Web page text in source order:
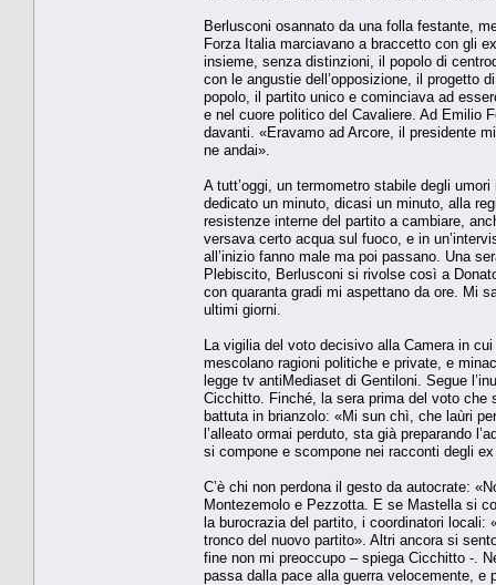
Berlusconi osannato da una folla festante,
Forza Italia marciavano a braccetto con gli
insieme, senza distinzioni, il popolo di
con le angustie dell’opposizione, il progetto
popolo, il partito unico e cominciava ad
e nel cuore politico del Cavaliere. Ad Emilio
davanti. «Eravamo ad Arcore, il presidente
ne andai».
A tutt’oggi, un termometro stabile degli
dedicato un minuto, dicasi un minuto, alla
resistenze interne del partito a cambiare,
versava certo acqua sul fuoco, e in
all’inizio fanno male ma poi passano. Una
Plebiscito, Berlusconi si rivolse così a
con quaranta gradi mi aspettano da ore. Mi
ultimi giorni.
La vigilia del voto decisivo alla Camera in
mescolano ragioni politiche e private, e
legge tv antiMediaset di Gentiloni. Segue
Cicchitto. Finché, la sera prima del voto
battuta in brianzolo: «Mi sun chì, che laùri
l’alleato ormai perduto, sta già preparando
si compone e scompone nei racconti degli
C’è chi non perdona il gesto da autocrate:
Montezemolo e Pezzotta. E se Mastella si
la burocrazia del partito, i coordinatori locali:
tronco del nuovo partito». Altri ancora si
fine non mi preoccupo – spiega Cicchitto -.
passa dalla pace alla guerra velocemente, e